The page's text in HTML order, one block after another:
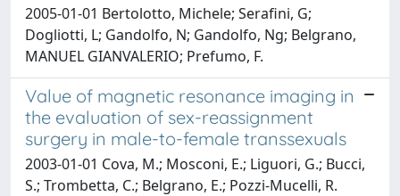
2005-01-01 Bertolotto, Michele; Serafini, G;
Dogliotti, L; Gandolfo, N; Gandolfo, Ng; Belgrano,
MANUEL GIANVALERIO; Prefumo, F.
Value of magnetic resonance imaging in
the evaluation of sex-reassignment
surgery in male-to-female transsexuals
2003-01-01 Cova, M.; Mosconi, E.; Liguori, G.; Bucci,
S.; Trombetta, C.; Belgrano, E.; Pozzi-Mucelli, R.